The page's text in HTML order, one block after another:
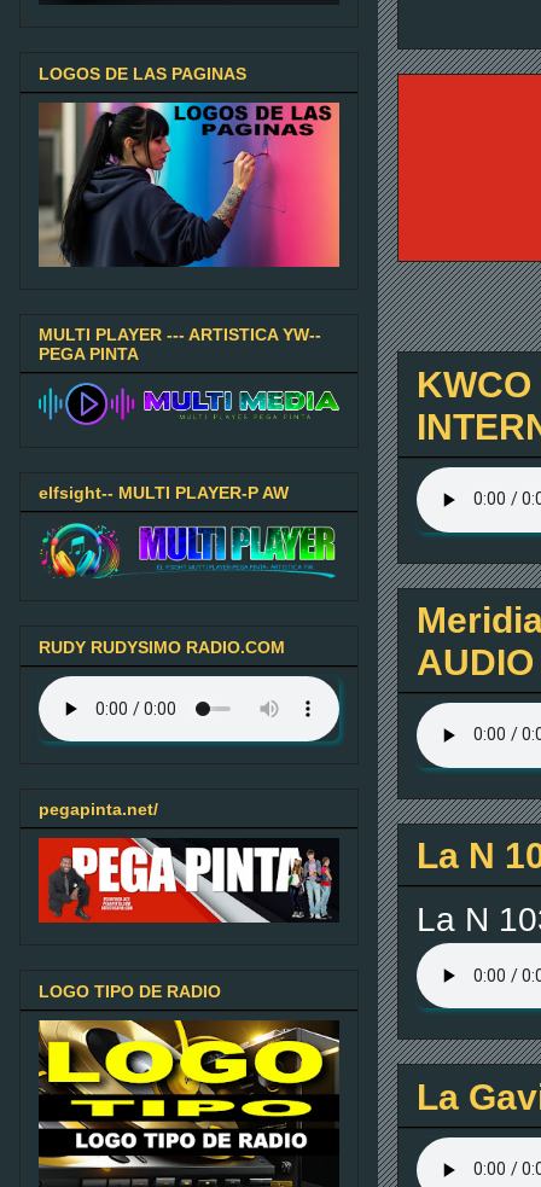
La N
La N
La
LOGOS DE LAS PAGINAS
MULTI PLAYER --- ARTISTICA YW--
PEGA PINTA
elfsight-- MULTI PLAYER-P AW
RUDY RUDYSIMO RADIO.COM
pegapinta.net/
LOGO TIPO DE RADIO